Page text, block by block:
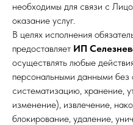
необходимы для связи с
оказание услуг.
В целях исполнения
предоставляет ИП
осуществлять любые
персональными данными без
систематизацию, хранение,
изменение), извлечение,
блокирование, удаление,